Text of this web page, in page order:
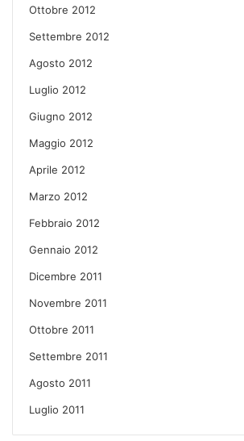
Ottobre 2012
Settembre 2012
Agosto 2012
Luglio 2012
Giugno 2012
Maggio 2012
Aprile 2012
Marzo 2012
Febbraio 2012
Gennaio 2012
Dicembre 2011
Novembre 2011
Ottobre 2011
Settembre 2011
Agosto 2011
Luglio 2011